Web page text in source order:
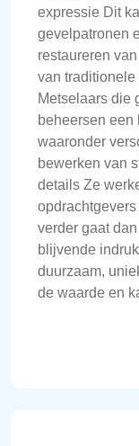
expressie Dit
gevelpatronen
restaureren
van
Metselaars die
beheersen een
waaronder
bewerken van
details Ze
verder gaat
blijvende
duurzaam,
de waarde en